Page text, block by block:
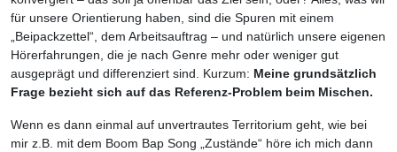
für unsere Orientierung haben, sind die Spuren mit einem
„Beipackzettel“, dem Arbeitsauftrag – und natürlich unsere eigenen
Hörerfahrungen, die je nach Genre mehr oder weniger gut
ausgeprägt und differenziert sind. Kurzum: Meine grundsätzlich
Frage bezieht sich auf das Referenz-Problem beim Mischen.
Wenn es dann einmal auf unvertrautes Territorium geht, wie bei
mir z.B. mit dem Boom Bap Song „Zustände“ höre ich mich dann